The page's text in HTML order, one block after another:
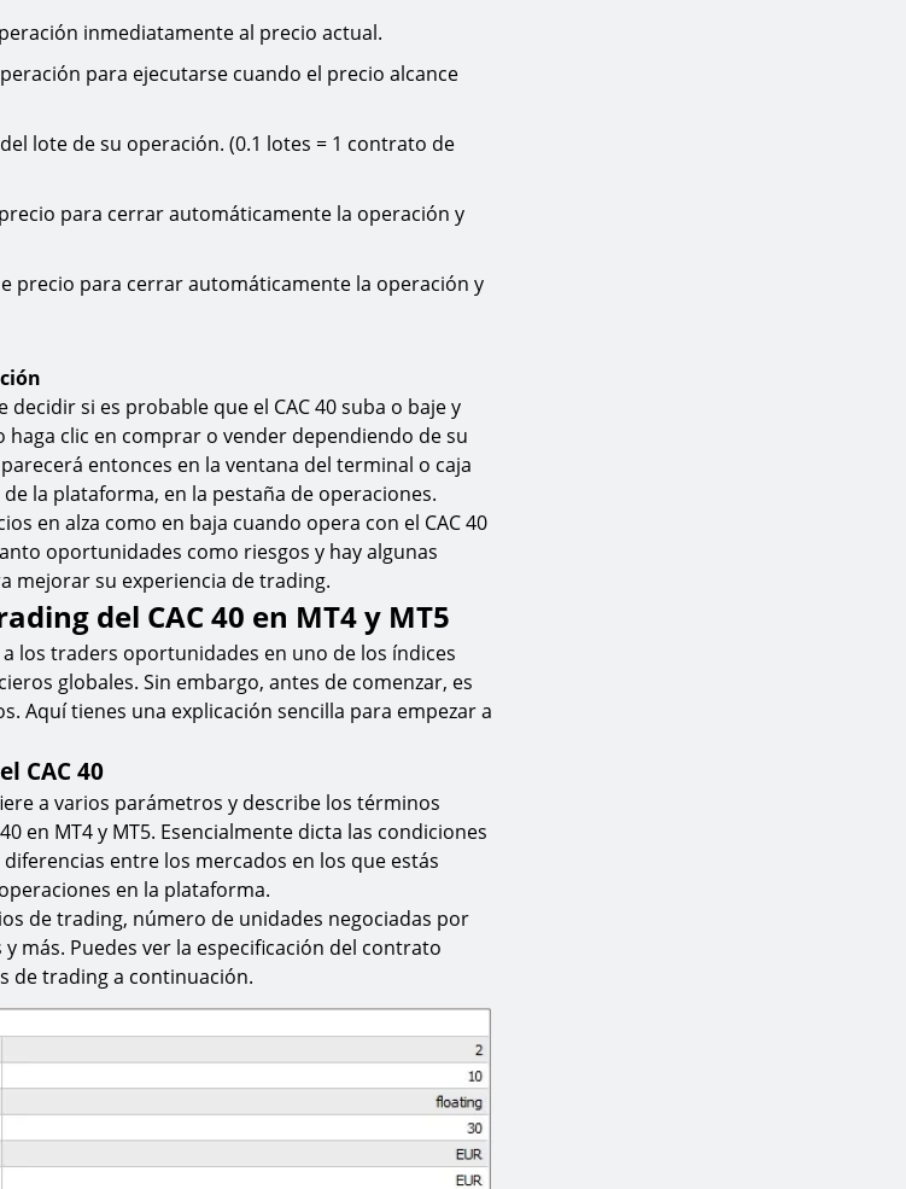
inmediatamente al precio actual.
para ejecutarse cuando el precio alcance
lote de su operación. (0.1 lotes = 1 contrato de
para cerrar automáticamente la operación y
precio para cerrar automáticamente la operación y
si es probable que el CAC 40 suba o baje y
haga clic en comprar o vender dependiendo de su
entonces en la ventana del terminal o caja
la plataforma, en la pestaña de operaciones.
en alza como en baja cuando opera con el CAC 40
oportunidades como riesgos y hay algunas
mejorar su experiencia de trading.
del CAC 40 en MT4 y MT5
los traders oportunidades en uno de los índices
globales. Sin embargo, antes de comenzar, es
Aquí tienes una explicación sencilla para empezar a
CAC 40
a varios parámetros y describe los términos
en MT4 y MT5. Esencialmente dicta las condiciones
entre los mercados en los que estás
en la plataforma.
de trading, número de unidades negociadas por
más. Puedes ver la especificación del contrato
de trading a continuación.